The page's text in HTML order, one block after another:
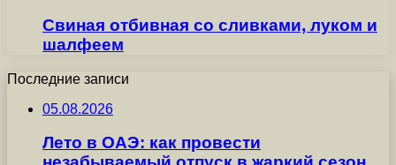
Свиная отбивная со сливками, луком и
шалфеем
Последние записи
05.08.2026
Лето в ОАЭ: как провести